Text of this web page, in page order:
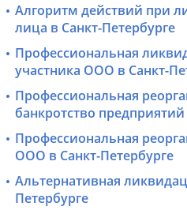
Алгоритм действий при
лица в Санкт-Петербурге
Профессиональная
участника ООО в Санкт-
Профессиональная
банкротство
Профессиональная
ООО в Санкт-Петербурге
Альтернативная
Петербурге